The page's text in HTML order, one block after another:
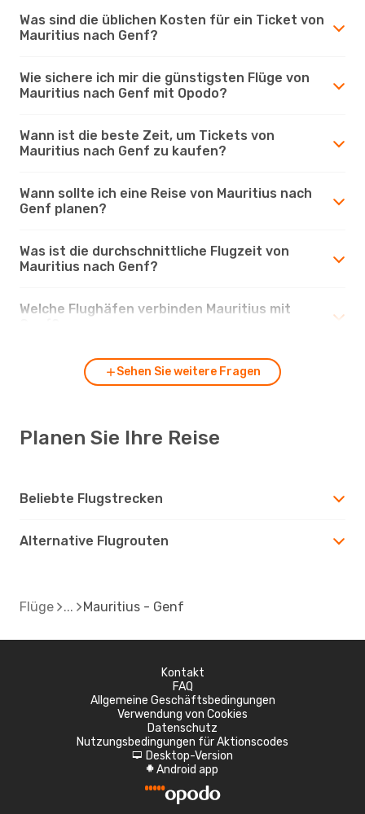
Was sind die üblichen Kosten für ein Ticket von
Mauritius nach Genf?
Wie sichere ich mir die günstigsten Flüge von
Mauritius nach Genf mit Opodo?
Wann ist die beste Zeit, um Tickets von
Mauritius nach Genf zu kaufen?
Wann sollte ich eine Reise von Mauritius nach
Genf planen?
Was ist die durchschnittliche Flugzeit von
Mauritius nach Genf?
Welche Flughäfen verbinden Mauritius mit
Sehen Sie weitere Fragen
Planen Sie Ihre Reise
Beliebte Flugstrecken
Alternative Flugrouten
Flüge Mauritius - Genf
Kontakt
FAQ
Allgemeine Geschäftsbedingungen
Verwendung von Cookies
Datenschutz
Nutzungsbedingungen für Aktionscodes
d Desktop-Version
A Android app